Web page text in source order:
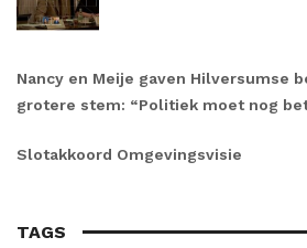
Nancy en Meije gaven Hilversumse
grotere stem: “Politiek moet nog
Slotakkoord Omgevingsvisie
TAGS